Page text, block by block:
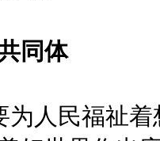
同体
民福祉着